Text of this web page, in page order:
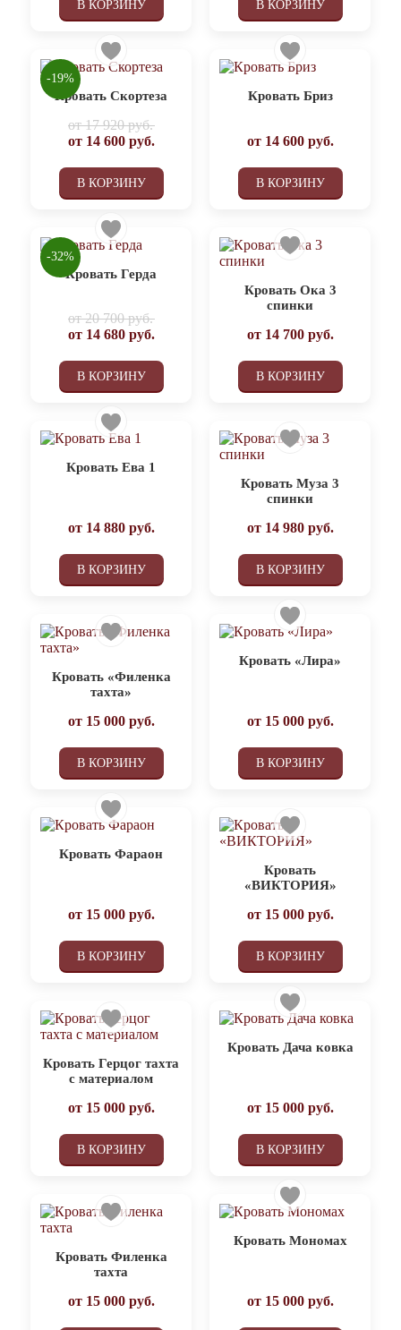
В КОРЗИНУ В КОРЗИНУ
Кровать Скортеза
от17 920 руб.
от 14 600руб.
В КОРЗИНУ
-19%
Кровать Бриз
от 14 600руб.
В КОРЗИНУ
Кровать Герда
от20 700 руб.
от 14 680руб.
В КОРЗИНУ
-32%
Кровать Ока 3
спинки
от 14 700руб.
В КОРЗИНУ
Кровать Ева 1
от 14 880руб.
В КОРЗИНУ
Кровать Муза 3
спинки
от 14 980руб.
В КОРЗИНУ
Кровать «Филенка
тахта»
от 15 000руб.
В КОРЗИНУ
Кровать «Лира»
от 15 000руб.
В КОРЗИНУ
Кровать Фараон
от 15 000руб.
В КОРЗИНУ
Кровать
«ВИКТОРИЯ»
от 15 000руб.
В КОРЗИНУ
Кровать Герцог тахта
с материалом
от 15 000руб.
В КОРЗИНУ
Кровать Дача ковка
от 15 000руб.
В КОРЗИНУ
Кровать Филенка
тахта
от 15 000руб.
Кровать Мономах
от 15 000руб.